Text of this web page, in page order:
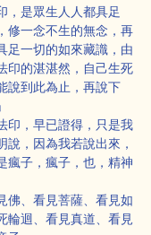
，是眾生人人都具足
修一念不生的無念，再
足一切的如來藏識，由
印的湛湛然，自己生死
說到此為止，再說下
印，早已證得，只是我
，因為我若說出來，
瘋子，瘋子，也，精神
佛、看見菩薩、看見如
輪迴、看見真道、看見